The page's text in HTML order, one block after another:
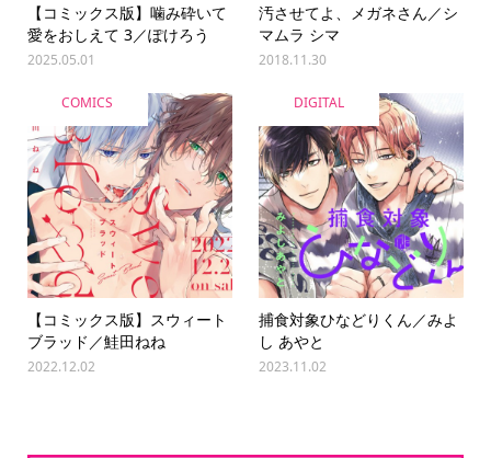
【コミックス版】噛み砕いて
愛をおしえて 3／ぽけろう
2025.05.01
汚させてよ、メガネさん／シ
マムラ シマ
2018.11.30
COMICS
【コミックス版】スウィート
ブラッド／鮭田ねね
2022.12.02
DIGITAL
捕食対象ひなどりくん／みよ
し あやと
2023.11.02